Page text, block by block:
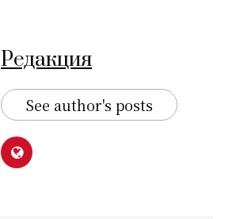
Редакция
See author's posts